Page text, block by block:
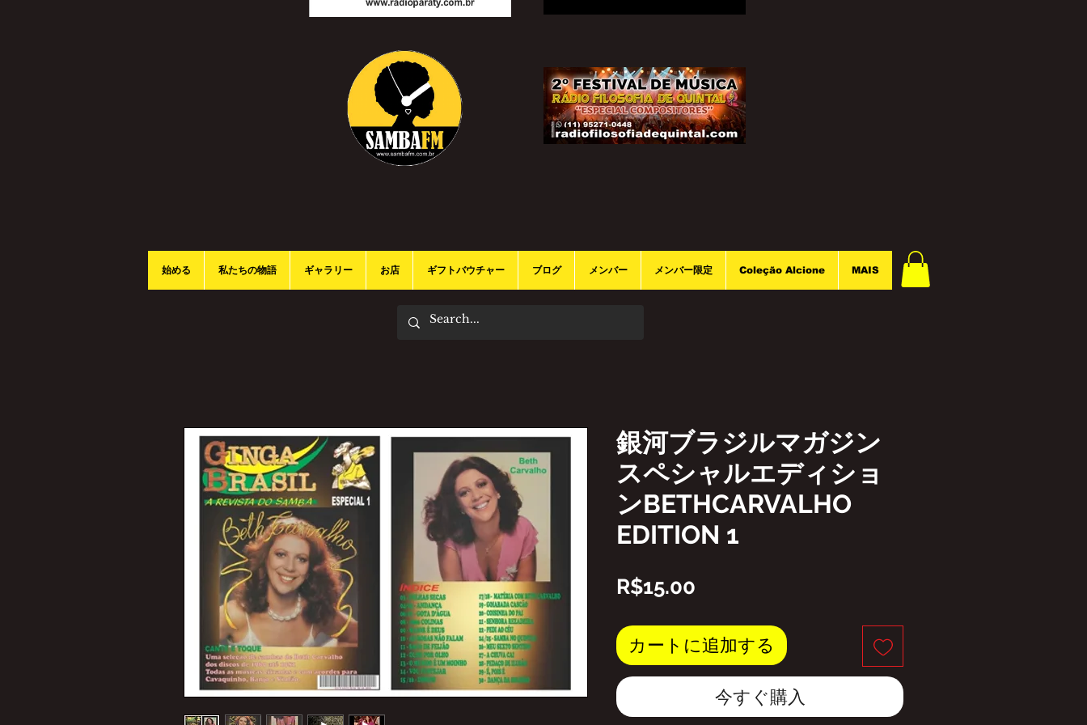
始める 私たちの物語 ギャラリー お店 ギフトバウチャー ブログ メンバー メンバー限定 Coleção Alcione MAIS
銀河ブラジルマガジン
スペシャルエディショ
ンBETHCARVALHO
EDITION 1
R$15.00
カートに追加する
今すぐ購入